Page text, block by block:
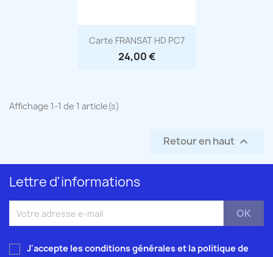
Aperçu rapide
Carte FRANSAT HD PC7
24,00 €
Affichage 1-1 de 1 article(s)
Retour en haut 
Lettre d'informations
J'accepte les conditions générales et la politique de